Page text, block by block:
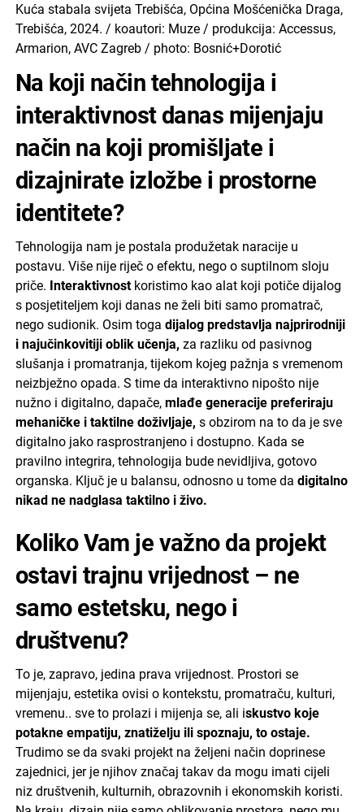
Kuća stabala svijeta Trebišća, Općina Mošćenička Draga,
Trebišća, 2024. / koautori: Muze / produkcija: Accessus,
Armarion, AVC Zagreb / photo: Bosnić+Dorotić
Na koji način tehnologija i
interaktivnost danas mijenjaju
način na koji promišljate i
dizajnirate izložbe i prostorne
identitete?
Tehnologija nam je postala produžetak naracije u
postavu. Više nije riječ o efektu, nego o suptilnom sloju
priče. Interaktivnostkoristimo kao alat koji potiče dijalog
s posjetiteljem koji danas ne želi biti samo promatrač,
nego sudionik. Osim toga dijalog predstavlja najprirodniji
i najučinkovitiji oblik učenja, za razliku od pasivnog
slušanja i promatranja, tijekom kojeg pažnja s vremenom
neizbježno opada. S time da interaktivno nipošto nije
nužno i digitalno, dapače, mlađe generacije preferiraju
mehaničke i taktilne doživljaje, s obzirom na to da je sve
digitalno jako rasprostranjeno i dostupno. Kada se
pravilno integrira, tehnologija bude nevidljiva, gotovo
organska. Ključ je u balansu, odnosno u tome da digitalno
nikad ne nadglasa taktilno i živo.
Koliko Vam je važno da projekt
ostavi trajnu vrijednost – ne
samo estetsku, nego i
društvenu?
To je, zapravo, jedina prava vrijednost. Prostori se
mijenjaju, estetika ovisi o kontekstu, promatraču, kulturi,
vremenu.. sve to prolazi i mijenja se, ali iskustvo koje
potakne empatiju, znatiželju ili spoznaju, to ostaje.
Trudimo se da svaki projekt na željeni način doprinese
zajednici, jer je njihov značaj takav da mogu imati cijeli
niz društvenih, kulturnih, obrazovnih i ekonomskih koristi.